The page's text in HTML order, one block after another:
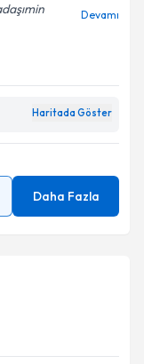
Devamı
Haritada Göster
Daha Fazla